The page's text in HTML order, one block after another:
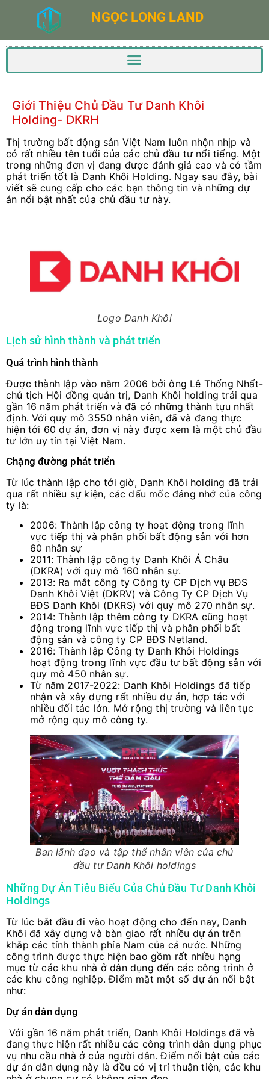
NGỌC LONG LAND
Giới Thiệu Chủ Đầu Tư Danh Khôi
Holding- DKRH
Thị trường bất động sản Việt Nam luôn nhộn nhịp và
có rất nhiều tên tuổi của các chủ đầu tư nổi tiếng. Một
trong những đơn vị đang được đánh giá cao và có tầm
phát triển tốt là Danh Khôi Holding. Ngay sau đây, bài
viết sẽ cung cấp cho các bạn thông tin và những dự
án nổi bật nhất của chủ đầu tư này.
Logo Danh Khôi
Lịch sử hình thành và phát triển
Quá trình hình thành
Được thành lập vào năm 2006 bởi ông Lê Thống Nhất-
chủ tịch Hội đồng quản trị, Danh Khôi holding trải qua
gần 16 năm phát triển và đã có những thành tựu nhất
định. Với quy mô 3550 nhân viên, đã và đang thực
hiện tới 60 dự án, đơn vị này được xem là một chủ đầu
tư lớn uy tín tại Việt Nam.
Chặng đường phát triển
Từ lúc thành lập cho tới giờ, Danh Khôi holding đã trải
qua rất nhiều sự kiện, các dấu mốc đáng nhớ của công
ty là:
2006: Thành lập công ty hoạt động trong lĩnh
vực tiếp thị và phân phối bất động sản với hơn
60 nhân sự
2011: Thành lập công ty Danh Khôi Á Châu
(DKRA) với quy mô 160 nhân sự.
2013: Ra mắt công ty Công ty CP Dịch vụ BĐS
Danh Khôi Việt (DKRV) và Công Ty CP Dịch Vụ
BĐS Danh Khôi (DKRS) với quy mô 270 nhân sự.
2014: Thành lập thêm công ty DKRA cũng hoạt
động trong lĩnh vực tiếp thị và phân phối bất
động sản và công ty CP BĐS Netland.
2016: Thành lập Công ty Danh Khôi Holdings
hoạt động trong lĩnh vực đầu tư bất động sản với
quy mô 450 nhân sự.
Từ năm 2017-2022: Danh Khôi Holdings đã tiếp
nhận và xây dựng rất nhiều dự án, hợp tác với
nhiều đối tác lớn. Mở rộng thị trường và liên tục
mở rộng quy mô công ty.
Ban lãnh đạo và tập thể nhân viên của chủ
đầu tư Danh Khôi holdings
Những Dự Án Tiêu Biểu Của Chủ Đầu Tư Danh Khôi
Holdings
Từ lúc bắt đầu đi vào hoạt động cho đến nay, Danh
Khôi đã xây dựng và bàn giao rất nhiều dự án trên
khắp các tỉnh thành phía Nam của cả nước. Những
công trình được thực hiện bao gồm rất nhiều hạng
mục từ các khu nhà ở dân dụng đến các công trình ở
các khu công nghiệp. Điểm mặt một số dự án nổi bật
như:
Dự án dân dụng
Với gần 16 năm phát triển, Danh Khôi Holdings đã và
đang thực hiện rất nhiều các công trình dân dụng phục
vụ nhu cầu nhà ở của người dân. Điểm nổi bật của các
dự án dân dụng này là đều có vị trí thuận tiện, các khu